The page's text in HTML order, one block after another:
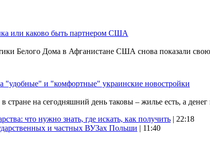
или каково быть партнером США
Белого Дома в Афганистане США снова показали свою
"удобные" и "комфортные" украинские новостройки
на сегодняшний день таковы – жилье есть, а
что нужно знать, где искать, как получить | 22:18
и частных ВУЗах Польши | 11:40